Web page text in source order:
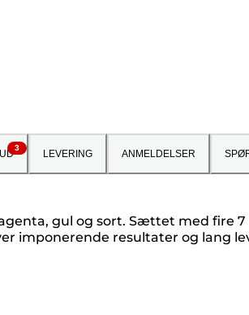
3
LEVERING ANMELDELSER
gul og sort. Sættet med fire
imponerende resultater og lang